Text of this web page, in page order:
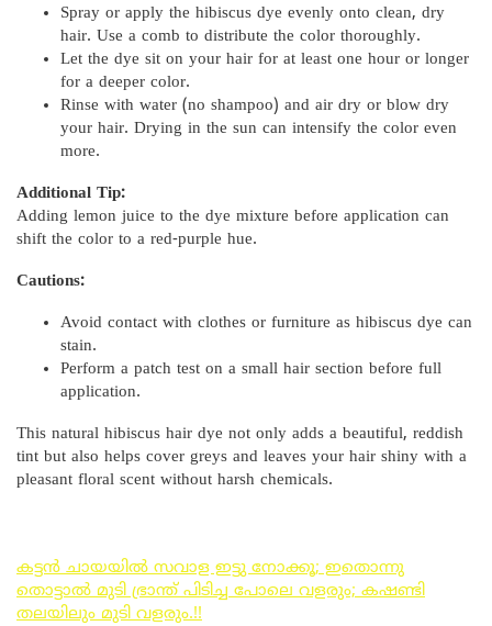
Spray or apply the hibiscus dye evenly onto clean, dry
hair. Use a comb to distribute the color thoroughly.
Let the dye sit on your hair for at least one hour or longer
for a deeper color.
Rinse with water (no shampoo) and air dry or blow dry
your hair. Drying in the sun can intensify the color even
more.
Additional Tip:
Adding lemon juice to the dye mixture before application can
shift the color to a red-purple hue.
Cautions:
Avoid contact with clothes or furniture as hibiscus dye can
stain.
Perform a patch test on a small hair section before full
application.
This natural hibiscus hair dye not only adds a beautiful, reddish
tint but also helps cover greys and leaves your hair shiny with a
pleasant floral scent without harsh chemicals.
കട്ടൻ ചായയിൽ സവാള ഇട്ടു നോക്കൂ; ഇതൊന്നു
തൊട്ടാൽ മുടി ഭ്രാന്ത് പിടിച്ച പോലെ വളരും; കഷണ്ടി
തലയിലും മുടി വളരും.!!